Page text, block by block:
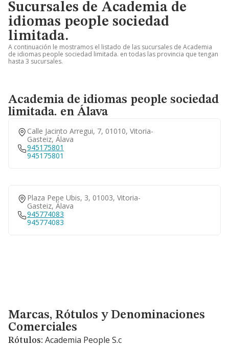
Sucursales de Academia de
idiomas people sociedad
limitada.
A continuación le mostramos el listado de las sucursales de Academia
de idiomas people sociedad limitada. en todas las provincia que tengan
hasta 3 sucursales.
Academia de idiomas people sociedad
limitada. en Álava
Calle Jacinto Arregui, 7, 01010, Vitoria-
Gasteiz, Álava
945175801
945175801
Plaza Pepe Ubis, 3, 01003, Vitoria-
Gasteiz, Álava
945774083
945774083
Marcas, Rótulos y Denominaciones Comerciales
Marcas, Rótulos y Denominaciones
Comerciales
Rótulos: Academia People S.c